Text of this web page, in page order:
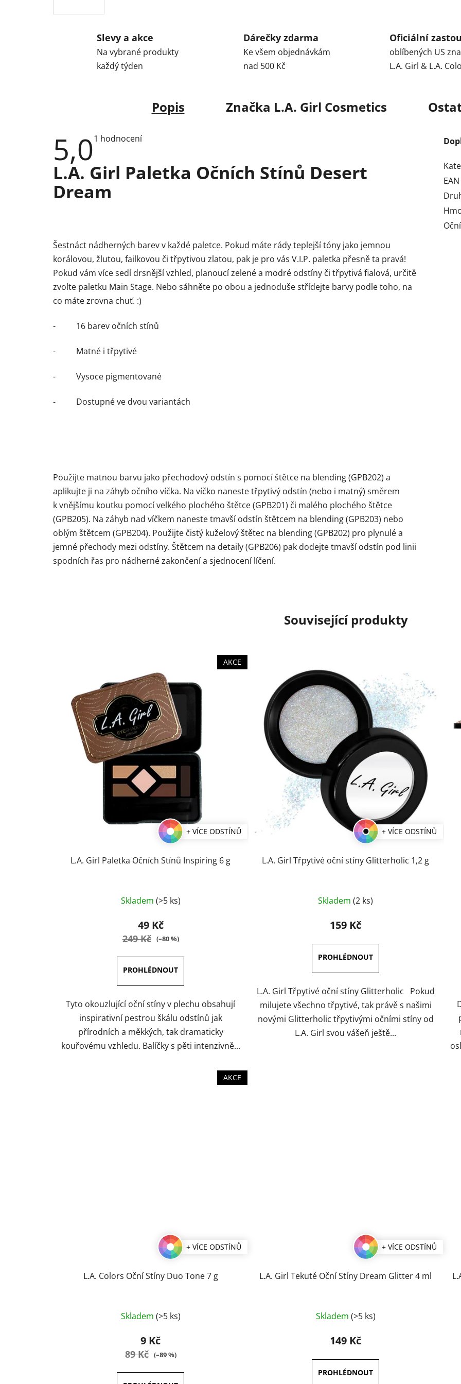
Slevy a akce
Na vybrané produkty
každý týden
Dárečky zdarma
Ke všem objednávkám
nad 500 Kč
Oficiální
oblíbených US
L.A. Girl & L.A.
Popis Značka L.A. Girl Cosmetics
5,0Průměrné
5,0
z
5
hvězdiček.
1 hodnocení
L.A. Girl Paletka Očních Stínů Desert
Dream
Šestnáct nádherných barev v každé paletce. Pokud máte rády teplejší tóny jako jemnou
korálovou, žlutou, failkovou či třpytivou zlatou, pak je pro vás V.I.P. paletka přesně ta pravá!
Pokud vám více sedí drsnější vzhled, planoucí zelené a modré odstíny či třpytivá fialová, určitě
zvolte paletku Main Stage. Nebo sáhněte po obou a jednoduše střídejte barvy podle toho, na
co máte zrovna chuť. :)
- 16 barev očních stínů
- Matné i třpytivé
- Vysoce pigmentované
- Dostupné ve dvou variantách
Použijte matnou barvu jako přechodový odstín s pomocí štětce na blending (GPB202) a
aplikujte ji na záhyb očního víčka. Na víčko naneste třpytivý odstín (nebo i matný) směrem
k vnějšímu koutku pomocí velkého plochého štětce (GPB201) či malého plochého štětce
(GPB205). Na záhyb nad víčkem naneste tmavší odstín štětcem na blending (GPB203) nebo
oblým štětcem (GPB204). Použijte čistý kuželový štětec na blending (GPB202) pro plynulé a
jemné přechody mezi odstíny. Štětcem na detaily (GPB206) pak dodejte tmavší odstín pod linii
spodních řas pro nádherné zakončení a sjednocení líčení.
EAN
Související produkty
AKCE
+ VÍCE ODSTÍNŮ
L.A. Girl Paletka Očních Stínů Inspiring 6 g
hodnocení
produktu
je
5
hvězdiček.
Skladem (>5 ks)
49 Kč
249 Kč (–80 %)
Tyto okouzlující oční stíny v plechu obsahují
inspirativní pestrou škálu odstínů jak
přírodních a měkkých, tak dramaticky
kouřovému vzhledu. Balíčky s pěti intenzivně...
+ VÍCE ODSTÍNŮ
L.A. Girl Třpytivé oční stíny Glitterholic 1,2 g
hodnocení
produktu
5,0
z
5
hvězdiček.
Skladem(2 ks)
159 Kč
L.A. Girl Třpytivé oční stíny Glitterholic Pokud
milujete všechno třpytivé, tak právě s našimi
novými Glitterholic třpytivými očními stíny od
L.A. Girl svou vášeň ještě...
AKCE
+ VÍCE ODSTÍNŮ
L.A. Colors Oční Stíny Duo Tone 7 g
hodnocení
produktu
Skladem (>5 ks)
9 Kč
89 Kč (–89 %)
+ VÍCE ODSTÍNŮ
L.A. Girl Tekuté Oční Stíny Dream Glitter 4 ml
hodnocení
produktu
4,3
z
Skladem (>5 ks)
149 Kč